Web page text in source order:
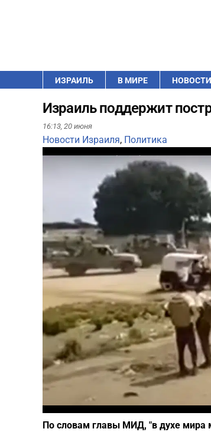
ИЗРАИЛЬ В МИРЕ
Израиль поддержит
16:13, 20 июня
Новости Израиля, Политика
По словам главы МИД, "в духе